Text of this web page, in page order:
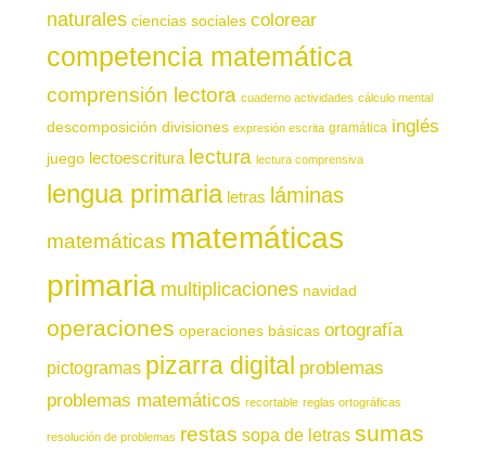
naturales ciencias sociales colorear
competencia matemática
comprensión lectora cuaderno actividades cálculo mental
descomposición divisiones expresión escrita gramática inglés
juego lectoescritura lectura lectura comprensiva
lengua primaria letras láminas
matemáticas matemáticas
primaria multiplicaciones navidad
operaciones operaciones básicas ortografía
pictogramas pizarra digital problemas
problemas matemáticos recortable reglas ortográficas
resolución de problemas restas sopa de letras sumas